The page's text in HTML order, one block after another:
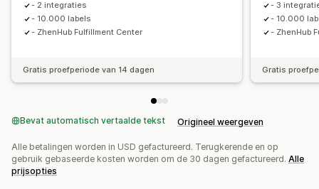
- 2 integraties
- 10.000 labels
- ZhenHub Fulfillment Center
Gratis proefperiode van 14 dagen
- 3
- 10.000
- ZhenHub
Gratis
Bevat automatisch vertaalde tekst Origineel weergeven
Alle betalingen worden in USD gefactureerd. Terugkerende en op
gebruik gebaseerde kosten worden om de 30 dagen gefactureerd. Alle
prijsopties